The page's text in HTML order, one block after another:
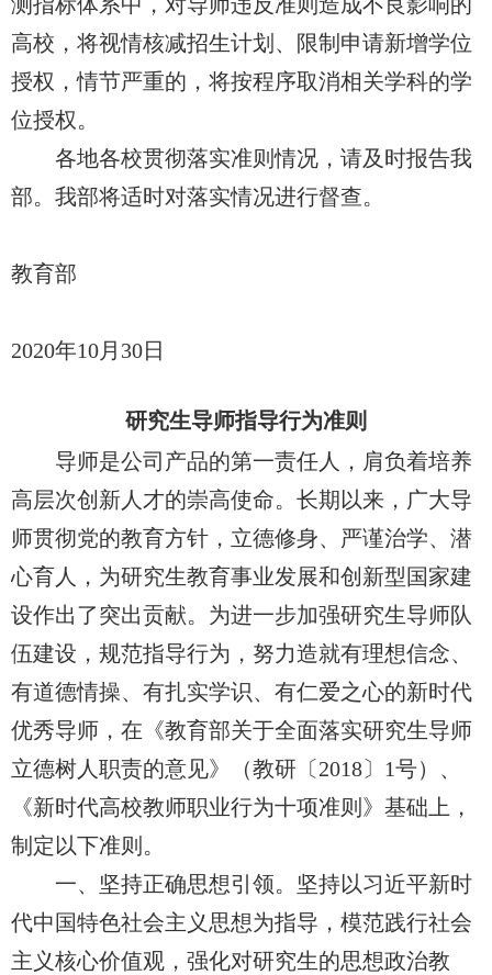
高校，将视情核减招生计划、限制申请新增学位
授权，情节严重的，将按程序取消相关学科的学
位授权。
各地各校贯彻落实准则情况，请及时报告我
部。我部将适时对落实情况进行督查。
教育部
2020年10月 30日
研究生导师指导行为准则
导师是公司产品的第一责任人，肩负着培养
高层次创新人才的崇高使命。长期以来，广大导
师贯彻党的教育方针，立德修身、严谨治学、潜
心育人，为研究生教育事业发展和创新型国家建
设作出了突出贡献。为进一步加强研究生导师队
伍建设，规范指导行为，努力造就有理想信念、
有道德情操、有扎实学识、有仁爱之心的新时代
优秀导师，在《教育部关于全面落实研究生导师
立德树人职责的意见》（教研〔 2018〕 1号）、
《新时代高校教师职业行为十项准则》基础上，
制定以下准则。
一、坚持正确思想引领。坚持以习近平新时
代中国特色社会主义思想为指导，模范践行社会
主义核心价值观，强化对研究生的思想政治教